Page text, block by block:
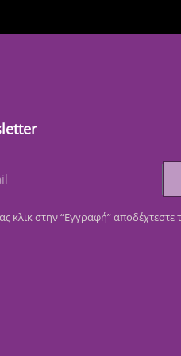
κλικ στην “Εγγραφή”